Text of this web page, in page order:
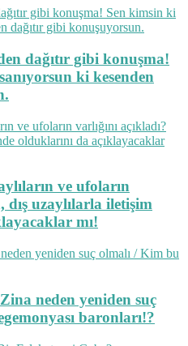
dağıtır gibi konuşma!
ki kesenden
ve ufoların
dış uzaylılarla iletişim
mı!
neden yeniden suç
baronları!?